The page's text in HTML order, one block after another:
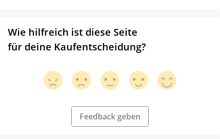
Wie hilfreich ist diese Seite
für deine Kaufentscheidung?
Feedback geben